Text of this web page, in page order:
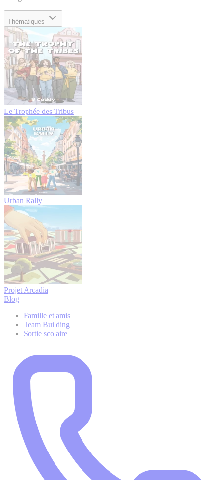
Thématiques
Le Trophée des Tribus
Urban Rally
Projet Arcadia
Blog
Famille et amis
Team Building
Sortie scolaire